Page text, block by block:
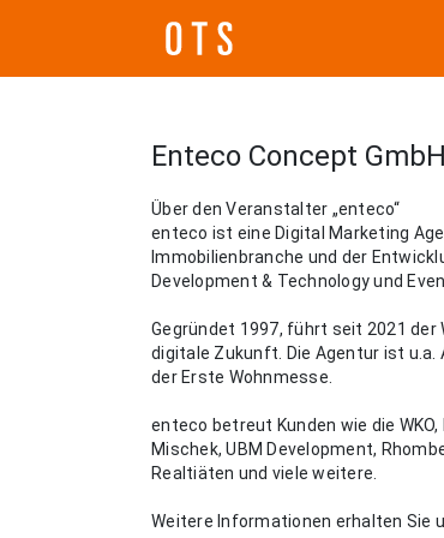
Enteco Concept GmbH
Über den Veranstalter „enteco“
enteco ist eine Digital Marketing
Immobilienbranche und der
Development & Technology und
Gegründet 1997, führt seit 2021
digitale Zukunft. Die Agentur ist
der Erste Wohnmesse.
enteco betreut Kunden wie die WKO,
Mischek, UBM Development,
Realtiäten und viele weitere.
Weitere Informationen erhalten Sie